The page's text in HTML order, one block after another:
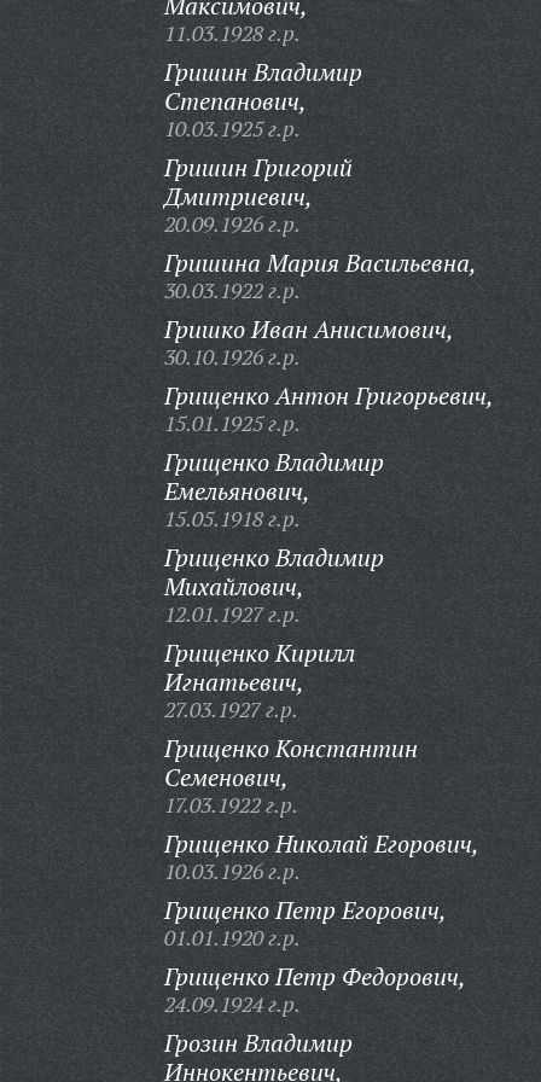
11.03.1928 г.р.
Гришин Владимир
Степанович,
10.03.1925 г.р.
Гришин Григорий
Дмитриевич,
20.09.1926 г.р.
Гришина Мария Васильевна,
30.03.1922 г.р.
Гришко Иван Анисимович,
30.10.1926 г.р.
Грищенко Антон Григорьевич,
15.01.1925 г.р.
Грищенко Владимир
Емельянович,
15.05.1918 г.р.
Грищенко Владимир
Михайлович,
12.01.1927 г.р.
Грищенко Кирилл
Игнатьевич,
27.03.1927 г.р.
Грищенко Константин
Семенович,
17.03.1922 г.р.
Грищенко Николай Егорович,
10.03.1926 г.р.
Грищенко Петр Егорович,
01.01.1920 г.р.
Грищенко Петр Федорович,
24.09.1924 г.р.
Грозин Владимир
Иннокентьевич,